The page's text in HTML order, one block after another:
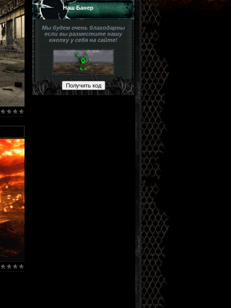
Наш Банер
Мы будем очень благодарны
если вы разместите нашу
кнопку у себя на сайте!